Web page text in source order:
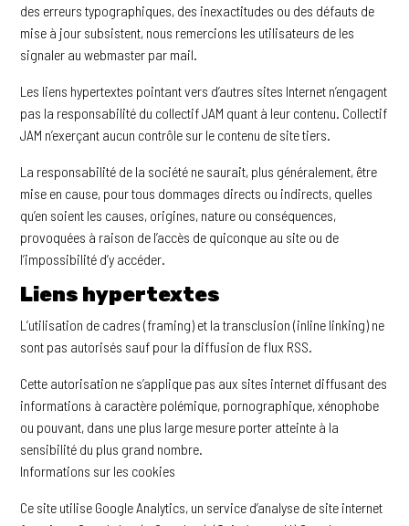
des erreurs typographiques, des inexactitudes ou des défauts de
mise à jour subsistent, nous remercions les utilisateurs de les
signaler au webmaster par mail.
Les liens hypertextes pointant vers d’autres sites Internet n’engagent
pas la responsabilité du collectif JAM quant à leur contenu. Collectif
JAM n’exerçant aucun contrôle sur le contenu de site tiers.
La responsabilité de la société ne saurait, plus généralement, être
mise en cause, pour tous dommages directs ou indirects, quelles
qu’en soient les causes, origines, nature ou conséquences,
provoquées à raison de l’accès de quiconque au site ou de
l’impossibilité d’y accéder.
Liens hypertextes
L’utilisation de cadres (framing) et la transclusion (inline linking) ne
sont pas autorisés sauf pour la diffusion de flux RSS.
Cette autorisation ne s’applique pas aux sites internet diffusant des
informations à caractère polémique, pornographique, xénophobe
ou pouvant, dans une plus large mesure porter atteinte à la
sensibilité du plus grand nombre.
Informations sur les cookies
Ce site utilise Google Analytics, un service d’analyse de site internet